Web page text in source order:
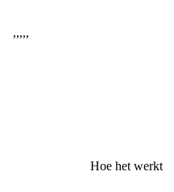
,,,,,
Hoe het werkt